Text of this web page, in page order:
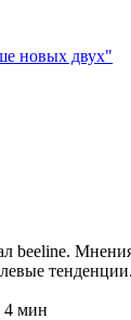
новых двух"
beeline.
тенденции.
4 мин